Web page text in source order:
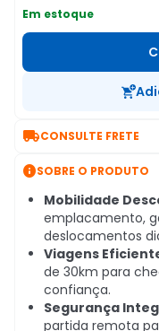
Em estoque
CONSULTE FRETE
SOBRE O PRODUTO
Mobilidade
emplacamento,
deslocamentos
Viagens
de 30km para
confiança.
Segurança
partida remota